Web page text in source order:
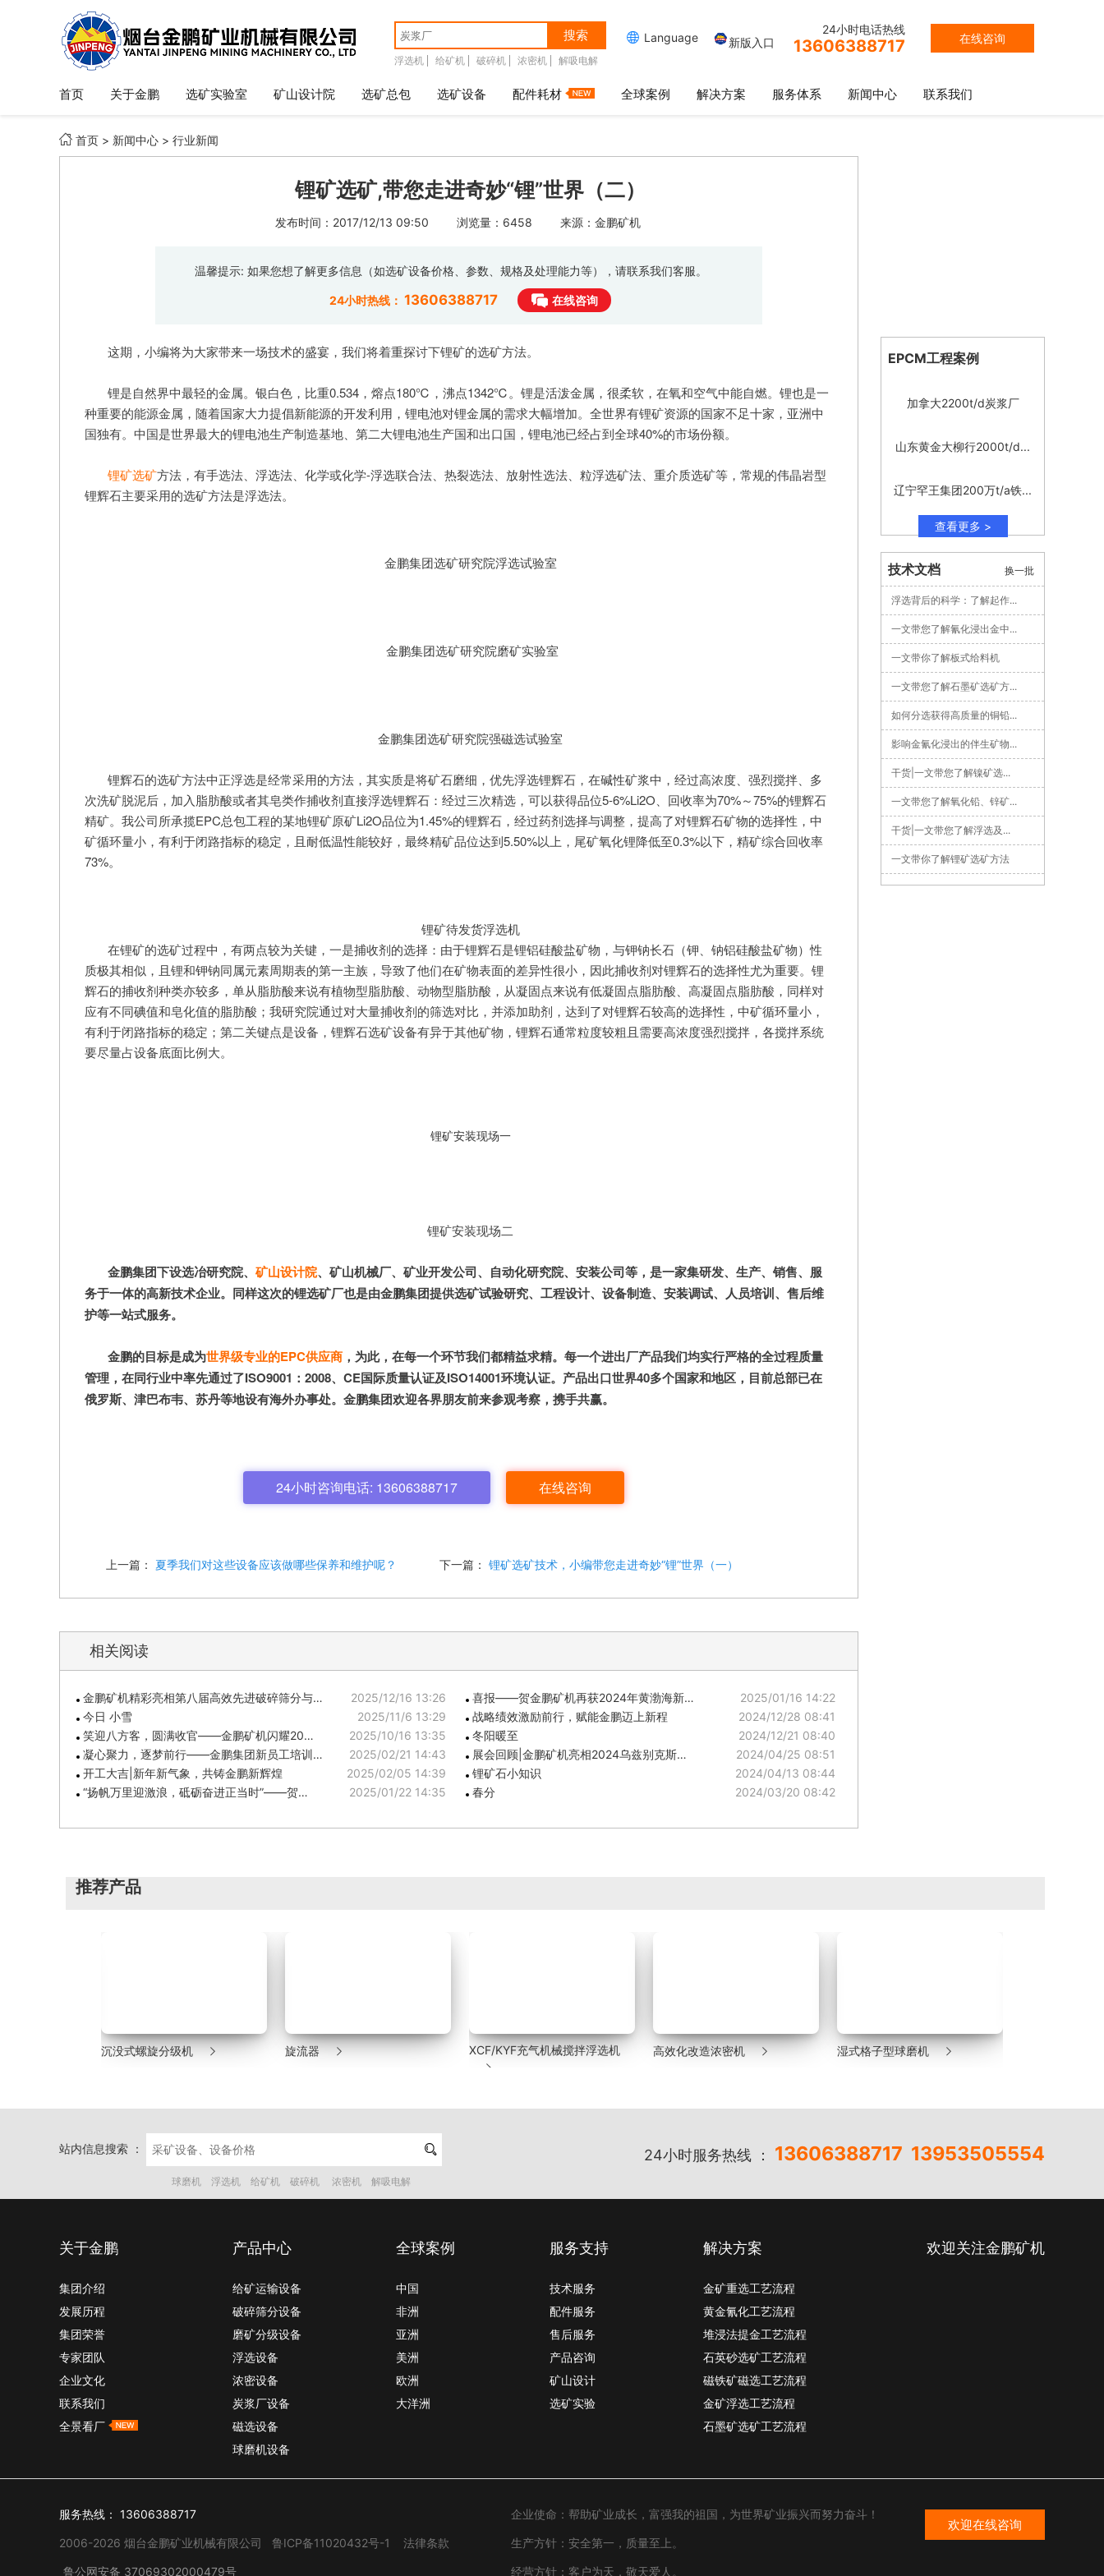
搜索
浮选机 给矿机 破碎机 浓密机 解吸电解
在线咨询
24小时电话热线
13606388717
 Language 新版入口
首页 关于金鹏 选矿实验室 矿山设计院 选矿总包 选矿设备 配件耗材 全球案例 解决方案 服务体系 新闻中心 联系我们
 首页 > 新闻中心 > 行业新闻
锂矿选矿,带您走进奇妙“锂”世界（二）
发布时间：2017/12/13 09:50 浏览量：6458 来源：金鹏矿机
温馨提示: 如果您想了解更多信息（如选矿设备价格、参数、规格及处理能力等），请联系我们客服。
24小时热线： 13606388717 在线咨询
这期，小编将为大家带来一场技术的盛宴，我们将着重探讨下锂矿的选矿方法。
锂是自然界中最轻的金属。银白色，比重0.534，熔点180℃，沸点1342℃。锂是活泼金属，很柔软，在氧和空气中能自燃。锂也是一
种重要的能源金属，随着国家大力提倡新能源的开发利用，锂电池对锂金属的需求大幅增加。全世界有锂矿资源的国家不足十家，亚洲中
国独有。中国是世界最大的锂电池生产制造基地、第二大锂电池生产国和出口国，锂电池已经占到全球40%的市场份额。
锂矿选矿方法，有手选法、浮选法、化学或化学-浮选联合法、热裂选法、放射性选法、粒浮选矿法、重介质选矿等，常规的伟晶岩型
锂辉石主要采用的选矿方法是浮选法。
金鹏集团选矿研究院浮选试验室
金鹏集团选矿研究院磨矿实验室
金鹏集团选矿研究院强磁选试验室
锂辉石的选矿方法中正浮选是经常采用的方法，其实质是将矿石磨细，优先浮选锂辉石，在碱性矿浆中，经过高浓度、强烈搅拌、多
次洗矿脱泥后，加入脂肪酸或者其皂类作捕收剂直接浮选锂辉石：经过三次精选，可以获得品位5-6%Li2O、回收率为70%～75%的锂辉石
精矿。我公司所承揽EPC总包工程的某地锂矿原矿Li2O品位为1.45%的锂辉石，经过药剂选择与调整，提高了对锂辉石矿物的选择性，中
矿循环量小，有利于闭路指标的稳定，且耐低温性能较好，最终精矿品位达到5.50%以上，尾矿氧化锂降低至0.3%以下，精矿综合回收率
73%。
锂矿待发货浮选机
在锂矿的选矿过程中，有两点较为关键，一是捕收剂的选择：由于锂辉石是锂铝硅酸盐矿物，与钾钠长石（钾、钠铝硅酸盐矿物）性
质极其相似，且锂和钾钠同属元素周期表的第一主族，导致了他们在矿物表面的差异性很小，因此捕收剂对锂辉石的选择性尤为重要。锂
辉石的捕收剂种类亦较多，单从脂肪酸来说有植物型脂肪酸、动物型脂肪酸，从凝固点来说有低凝固点脂肪酸、高凝固点脂肪酸，同样对
应有不同碘值和皂化值的脂肪酸；我研究院通过对大量捕收剂的筛选对比，并添加助剂，达到了对锂辉石较高的选择性，中矿循环量小，
有利于闭路指标的稳定；第二关键点是设备，锂辉石选矿设备有异于其他矿物，锂辉石通常粒度较粗且需要高浓度强烈搅拌，各搅拌系统
要尽量占设备底面比例大。
锂矿安装现场一
锂矿安装现场二
金鹏集团下设选冶研究院、 矿山设计院、矿山机械厂、矿业开发公司、自动化研究院、安装公司等，是一家集研发、生产、销售、服
务于一体的高新技术企业。同样这次的锂选矿厂也是由金鹏集团提供选矿试验研究、工程设计、设备制造、安装调试、人员培训、售后维
护等一站式服务。
金鹏的目标是成为世界级专业的EPC供应商 ，为此，在每一个环节我们都精益求精。每一个进出厂产品我们均实行严格的全过程质量
管理，在同行业中率先通过了ISO9001：2008、CE国际质量认证及ISO14001环境认证。产品出口世界40多个国家和地区，目前总部已在
俄罗斯、津巴布韦、苏丹等地设有海外办事处。金鹏集团欢迎各界朋友前来参观考察，携手共赢。
24小时咨询电话: 13606388717 在线咨询
上一篇： 夏季我们对这些设备应该做哪些保养和维护呢？ 下一篇： 锂矿选矿技术，小编带您走进奇妙“锂”世界（一）
相关阅读
金鹏矿机精彩亮相第八届高效先进破碎筛分与…
2025/12/16 13:26
今日 小雪
2025/11/6 13:29
笑迎八方客，圆满收官——金鹏矿机闪耀20…
2025/10/16 13:35
凝心聚力，逐梦前行——金鹏集团新员工培训…
2025/02/21 14:43
开工大吉|新年新气象，共铸金鹏新辉煌
2025/02/05 14:39
“扬帆万里迎激浪，砥砺奋进正当时”——贺…
2025/01/22 14:35
喜报——贺金鹏矿机再获2024年黄渤海新…
2025/01/16 14:22
战略绩效激励前行，赋能金鹏迈上新程
2024/12/28 08:41
冬阳暖至
2024/12/21 08:40
展会回顾|金鹏矿机亮相2024乌兹别克斯…
2024/04/25 08:51
锂矿石小知识
2024/04/13 08:44
春分
2024/03/20 08:42
EPCM工程案例
加拿大2200t/d炭浆厂
山东黄金大柳行2000t/d...
辽宁罕王集团200万t/a铁...
查看更多 >
技术文档
浮选背后的科学：了解起作...
一文带您了解氰化浸出金中...
一文带你了解板式给料机
一文带您了解石墨矿选矿方...
如何分选获得高质量的铜铅...
影响金氰化浸出的伴生矿物...
干货|一文带您了解镍矿选...
一文带您了解氧化铅、锌矿...
干货|一文带您了解浮选及...
一文带你了解锂矿选矿方法
换一批
推荐产品
沉没式螺旋分级机  旋流器  XCF/KYF充气机械搅拌浮选机

高效化改造浓密机  湿式格子型球磨机 
站内信息搜索 ：  24小时服务热线 ： 13606388717 13953505554
球磨机 浮选机 给矿机 破碎机 浓密机 解吸电解
关于金鹏
集团介绍
发展历程
集团荣誉
专家团队
企业文化
联系我们
全景看厂
产品中心
给矿运输设备
破碎筛分设备
磨矿分级设备
浮选设备
浓密设备
炭浆厂设备
磁选设备
球磨机设备
全球案例
中国
非洲
亚洲
美洲
欧洲
大洋洲
服务支持
技术服务
配件服务
售后服务
产品咨询
矿山设计
选矿实验
解决方案
金矿重选工艺流程
黄金氰化工艺流程
堆浸法提金工艺流程
石英砂选矿工艺流程
磁铁矿磁选工艺流程
金矿浮选工艺流程
石墨矿选矿工艺流程
欢迎关注金鹏矿机
服务热线： 13606388717
2006-2026 烟台金鹏矿业机械有限公司 鲁ICP备11020432号-1 法律条款
鲁公网安备 37069302000479号
企业使命：帮助矿业成长，富强我的祖国，为世界矿业振兴而努力奋斗！
生产方针：安全第一，质量至上。
经营方针：客户为天，敬天爱人。
欢迎在线咨询